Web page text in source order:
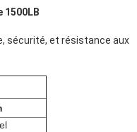
1500LB
sécurité, et résistance aux